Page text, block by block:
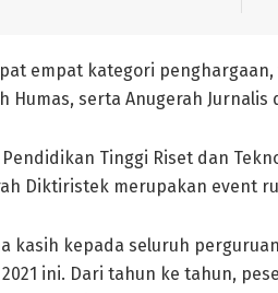
empat kategori
Humas, serta Anugerah Jurnalis
Tinggi Riset dan
Diktiristek merupakan event
kasih kepada seluruh
ini. Dari tahun ke tahun,